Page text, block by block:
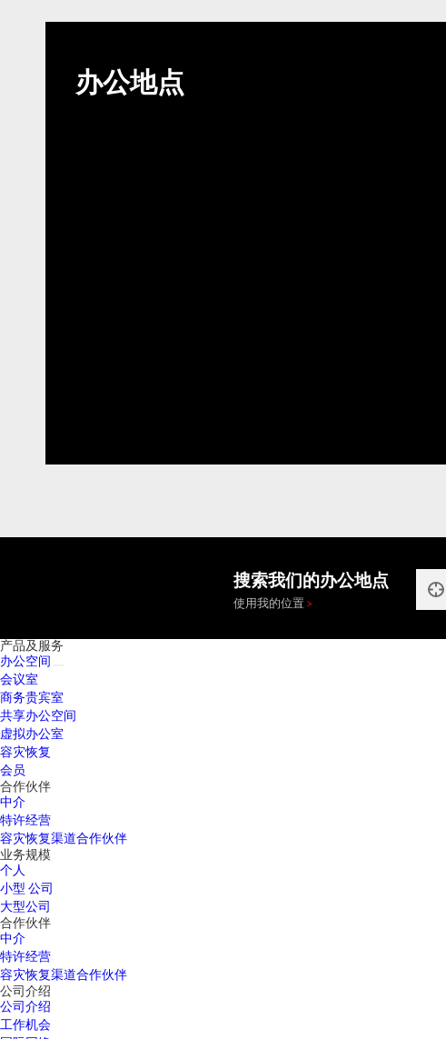
办公地点
搜索我们的办公地点
使用我的位置
产品及服务
办公空间
会议室
商务贵宾室
共享办公空间
虚拟办公室
容灾恢复
会员
合作伙伴
中介
特许经营
容灾恢复渠道合作伙伴
业务规模
个人
小型 公司
大型公司
合作伙伴
中介
特许经营
容灾恢复渠道合作伙伴
公司介绍
公司介绍
工作机会